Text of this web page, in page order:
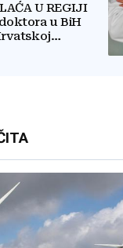
U REGIJI
u BiH